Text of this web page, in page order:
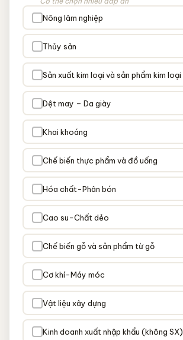
Nông lâm nghiệp
Thủy sản
Sản xuất kim loại và sản phẩm kim loại
Dệt may – Da giày
Khai khoáng
Chế biến thực phẩm và đồ uống
Hóa chất-Phân bón
Cao su-Chất dẻo
Chế biến gỗ và sản phẩm từ gỗ
Cơ khí-Máy móc
Vật liệu xây dựng
Kinh doanh xuất nhập khẩu (không SX)